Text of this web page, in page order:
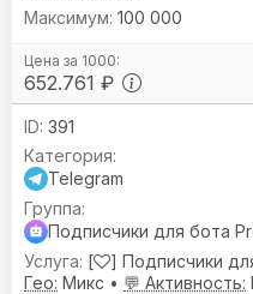
652.761 ₽
100 000
391
Telegram
Подписчики для бота
[
] Подписчики
Гео: Микс • 💬 Активность: